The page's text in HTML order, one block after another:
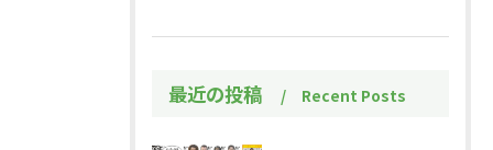
最近の投稿 Recent Posts